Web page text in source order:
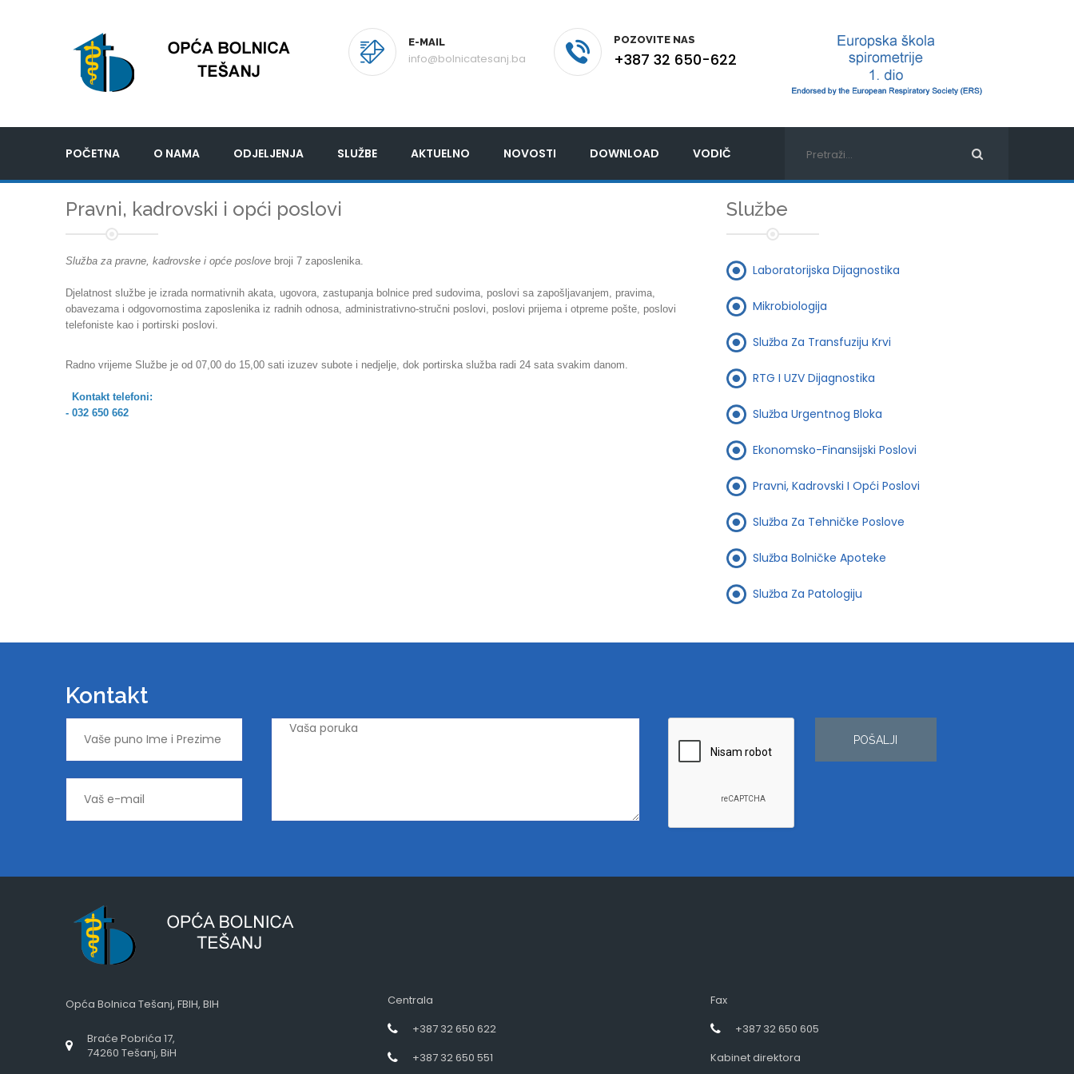
E-MAIL
info@bolnicatesanj.ba
POZOVITE NAS
+387 32 650-622
POČETNA O NAMA ODJELJENJA SLUŽBE AKTUELNO NOVOSTI DOWNLOAD VODIČ
Pravni, kadrovski i opći poslovi
Služba za pravne, kadrovske i opće poslove broji 7 zaposlenika.
Djelatnost službe je izrada normativnih akata, ugovora, zastupanja bolnice pred sudovima, poslovi sa zapošljavanjem, pravima,
obavezama i odgovornostima zaposlenika iz radnih odnosa, administrativno-stručni poslovi, poslovi prijema i otpreme pošte, poslovi
telefoniste kao i portirski poslovi.
Radno vrijeme Službe je od 07,00 do 15,00 sati izuzev subote i nedjelje, dok portirska služba radi 24 sata svakim danom.
Kontakt telefoni:
- 032 650 662
Službe
Laboratorijska Dijagnostika
Mikrobiologija
Služba Za Transfuziju Krvi
RTG I UZV Dijagnostika
Služba Urgentnog Bloka
Ekonomsko-Finansijski Poslovi
Pravni, Kadrovski I Opći Poslovi
Služba Za Tehničke Poslove
Služba Bolničke Apoteke
Služba Za Patologiju
Kontakt
POŠALJI
Opća Bolnica Tešanj, FBIH, BIH
Braće Pobrića 17,
74260 Tešanj, BiH
Centrala
+387 32 650 622
+387 32 650 551
Fax
+387 32 650 605
Kabinet direktora